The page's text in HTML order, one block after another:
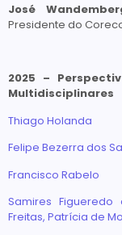
José
Presidente do
2025 –
Multidisciplinares
Thiago Holanda
Felipe Bezerra dos
Francisco Rabelo
Samires
Freitas, Patrícia de